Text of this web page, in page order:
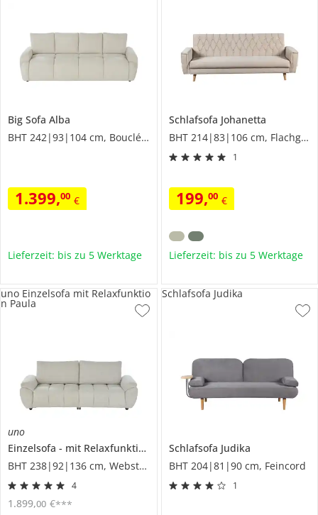
Big Sofa Alba
BHT 242|93|104 cm, Boucléstoff
1.399,00 €
Lieferzeit: bis zu 5 Werktage
Schlafsofa Johanetta
BHT 214|83|106 cm, Flachgewebe
1
199,00 €
Lieferzeit: bis zu 5 Werktage
uno
Einzelsofa
mit Relaxfunktion
Paula
BHT 238|92|136 cm, Webstoff
4
1.899,00 €***
uno Einzelsofa mit Relaxfunktio
n Paula
Schlafsofa Judika
BHT 204|81|90 cm, Feincord
1
Schlafsofa Judika